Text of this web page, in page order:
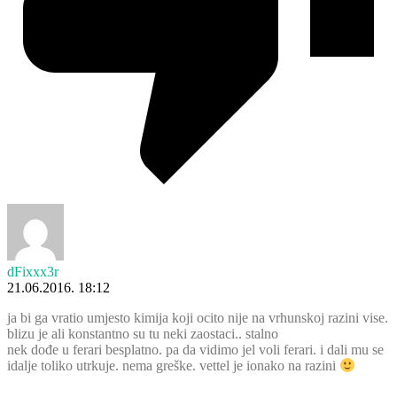
dFixxx3r
21.06.2016. 18:12
ja bi ga vratio umjesto kimija koji ocito nije na vrhunskoj razini vise.
blizu je ali konstantno su tu neki zaostaci.. stalno
nek dođe u ferari besplatno. pa da vidimo jel voli ferari. i dali mu se
idalje toliko utrkuje. nema greške. vettel je ionako na razini